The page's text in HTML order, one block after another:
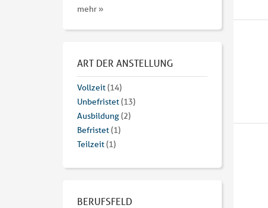
mehr »
ART DER ANSTELLUNG
Vollzeit(14)
Unbefristet(13)
Ausbildung(2)
Befristet(1)
Teilzeit(1)
BERUFSFELD